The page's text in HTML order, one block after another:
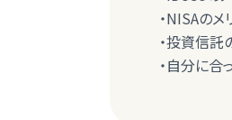
・NISAのメ
・投資信託
・自分に合